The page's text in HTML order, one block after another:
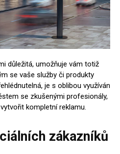
důležitá, umožňuje vám totiž
se vaše služby či produkty
je s oblibou využíván
se zkušenými profesionály,
kompletní reklamu.
zákazníků